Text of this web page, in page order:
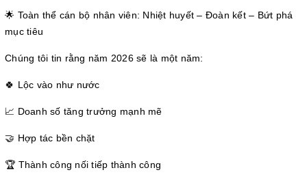
🌟 Toàn thể cán bộ nhân viên: Nhiệt huyết – Đoàn kết – Bứt phá
mục tiêu
Chúng tôi tin rằng năm 2026 sẽ là một năm:
🍀 Lộc vào như nước
📈 Doanh số tăng trưởng mạnh mẽ
🤝 Hợp tác bền chặt
🏆 Thành công nối tiếp thành công